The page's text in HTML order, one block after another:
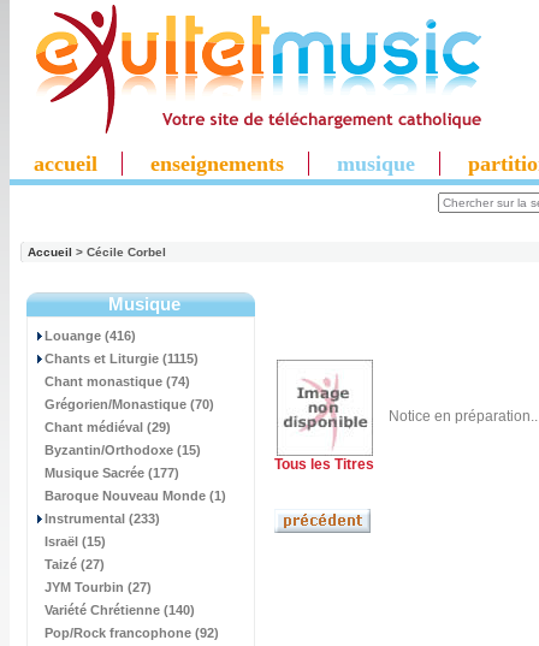
accueil enseignements musique
Accueil > Cécile Corbel
Musique
Louange (416)
Chants et Liturgie (1115)
Chant monastique (74)
Grégorien/Monastique (70)
Chant médiéval (29)
Byzantin/Orthodoxe (15)
Musique Sacrée (177)
Baroque Nouveau Monde (1)
Instrumental (233)
Israël (15)
Taizé (27)
JYM Tourbin (27)
Variété Chrétienne (140)
Pop/Rock francophone (92)
Tous les Titres
Notice en